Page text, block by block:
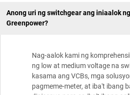
Anong uri ng switchgear ang iniaalok
Greenpower?
Nag-aalok kami ng
ng low at medium voltage na
kasama ang VCBs, mga
pagmeme-meter, at iba't ibang